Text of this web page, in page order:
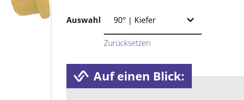
Auswahl
Zurücksetzen
Auf einen Blick: